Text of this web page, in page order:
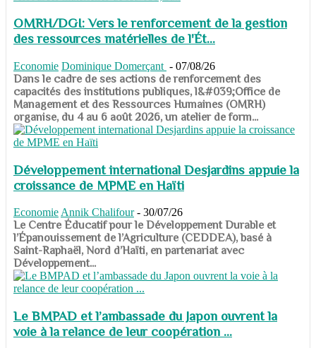
OMRH/DGI: Vers le renforcement de la gestion
des ressources matérielles de l'Ét...
Economie Dominique Domerçant - 07/08/26
Dans le cadre de ses actions de renforcement des
capacités des institutions publiques, l&#039;Office de
Management et des Ressources Humaines (OMRH)
organise, du 4 au 6 août 2026, un atelier de form...
Développement international Desjardins appuie la
croissance de MPME en Haïti
Economie Annik Chalifour - 30/07/26
​​​​​​​Le Centre Éducatif pour le Développement Durable et
l’Épanouissement de l’Agriculture (CEDDEA), basé à
Saint-Raphaël, Nord d’Haïti, en partenariat avec
Développement...
Le BMPAD et l’ambassade du Japon ouvrent la
voie à la relance de leur coopération ...